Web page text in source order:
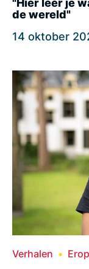
de wereld"
14 oktober
Verhalen